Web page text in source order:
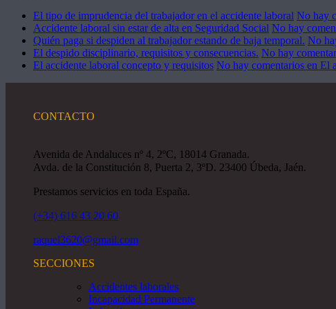
El tipo de imprudencia del trabajador en el accidente laboral No hay
Accidente laboral sin estar de alta en Seguridad Social No hay
Quién paga si despiden al trabajador estando de baja temporal. No
El despido disciplinario, requisitos y consecuencias. No hay
El accidente laboral concepto y requisitos No hay comentarios en El
CONTACTO
Avenida de Andaluces nº 4, 2ºC, 18014 Granada.
Avda. de la Constitución 8, Puerta 2, 3ºD. 23400 Úbeda, Jaén.
Prestamos servicios en toda España.
(+34) 616 43 20 60
raquel3620@gmail.com
SECCIONES
Accidentes laborales
Incapacidad Permanente